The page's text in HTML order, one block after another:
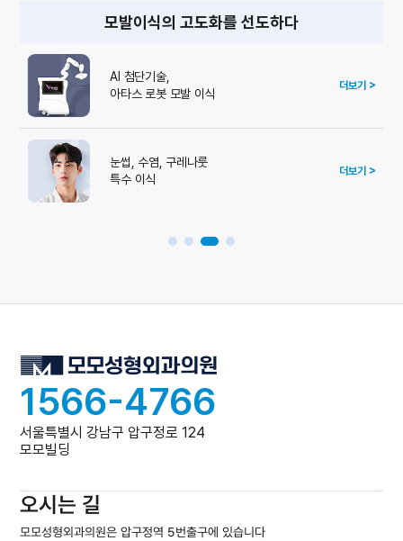
모발이식의 고도화를 선도하다
AI 첨단기술,
아타스 로봇 모발 이식
더보기 >
눈썹, 수염, 구레나룻
특수 이식
더보기 >
1566-4766
서울특별시 강남구 압구정로 124
모모빌딩
오시는 길
모모성형외과의원은 압구정역 5번출구에 있습니다